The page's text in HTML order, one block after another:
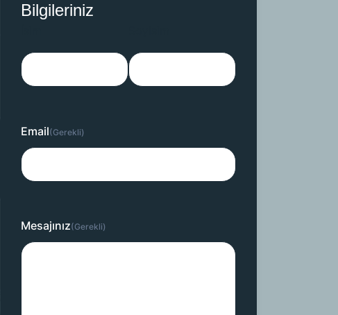
Bilgileriniz
Email(Gerekli)
Mesajınız(Gerekli)